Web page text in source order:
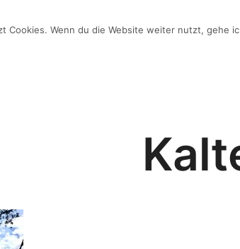
MICH VIDEO-BLOG VIDEO-IDEEN
Cookies. Wenn du die Website weiter nutzt, gehe